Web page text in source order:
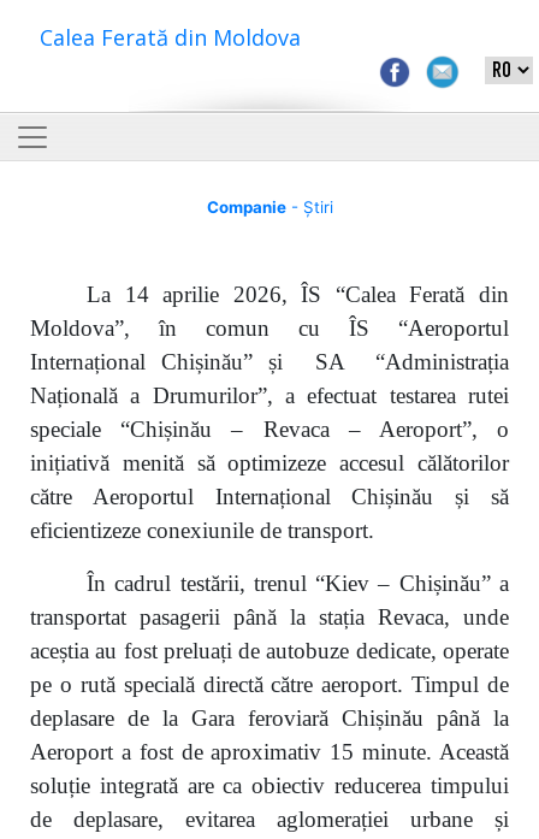
Calea Ferată din Moldova
Companie- Știri
La 14 aprilie 2026, ÎS “Calea Ferată din
Moldova”, în comun cu ÎS “Aeroportul
Internațional Chișinău” și SA “Administrația
Națională a Drumurilor”, a efectuat testarea rutei
speciale “Chișinău – Revaca – Aeroport”, o
inițiativă menită să optimizeze accesul călătorilor
către Aeroportul Internațional Chișinău și să
eficientizeze conexiunile de transport.
În cadrul testării, trenul “Kiev – Chișinău” a
transportat pasagerii până la stația Revaca, unde
aceștia au fost preluați de autobuze dedicate, operate
pe o rută specială directă către aeroport. Timpul de
deplasare de la Gara feroviară Chișinău până la
Aeroport a fost de aproximativ 15 minute. Această
soluție integrată are ca obiectiv reducerea timpului
de deplasare, evitarea aglomerației urbane și